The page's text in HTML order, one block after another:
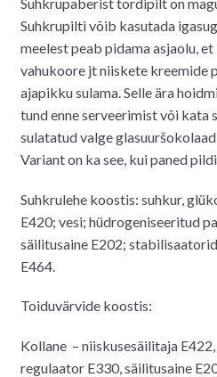
Suhkrupaberist tordipilt on
Suhkrupilti võib kasutada
meelest peab pidama asjaolu,
vahukoore jt niiskete kreemide
ajapikku sulama. Selle ära
tund enne serveerimist või
sulatatud valge
Variant on ka see, kui paned
Suhkrulehe koostis: suhkur,
E420; vesi; hüdrogeniseeritud
säilitusaine E202;
E464.
Toiduvärvide koostis:
Kollane – niiskusesäilitaja
regulaator E330, säilitusaine